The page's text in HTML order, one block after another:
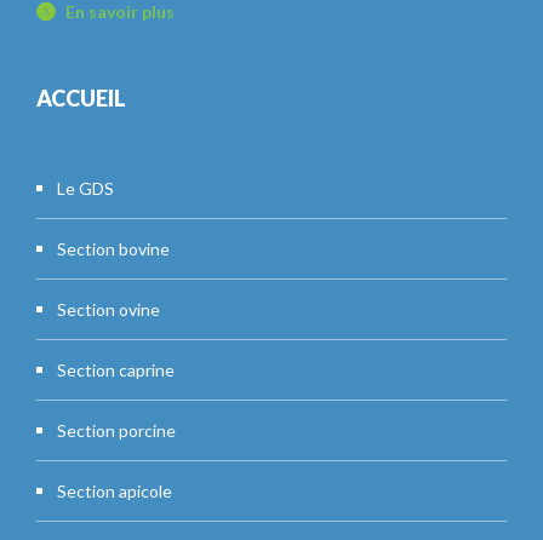
En savoir plus
ACCUEIL
Le GDS
Section bovine
Section ovine
Section caprine
Section porcine
Section apicole